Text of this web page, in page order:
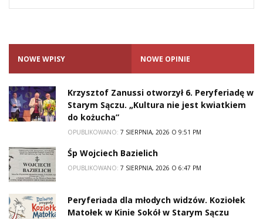
NOWE WPISY NOWE OPINIE
Krzysztof Zanussi otworzył 6. Peryferiadę w
Starym Sączu. „Kultura nie jest kwiatkiem
do kożucha”
OPUBLIKOWANO: 7 SIERPNIA, 2026 O 9:51 PM
Śp Wojciech Bazielich
OPUBLIKOWANO: 7 SIERPNIA, 2026 O 6:47 PM
Peryferiada dla młodych widzów. Koziołek
Matołek w Kinie Sokół w Starym Sączu